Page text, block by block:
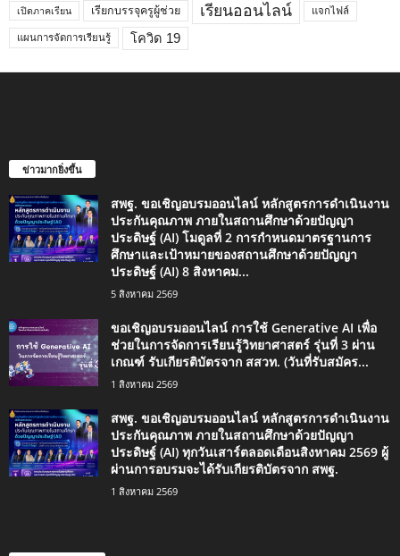
เปิดภาคเรียน เรียกบรรจุครูผู้ช่วย เรียนออนไลน์ แจกไฟล์
แผนการจัดการเรียนรู้ โควิด 19
ข่าวมากยิ่งขึ้น
สพฐ. ขอเชิญอบรมออนไลน์ หลักสูตรการดำเนินงาน
ประกันคุณภาพ ภายในสถานศึกษาด้วยปัญญา
ประดิษฐ์ (AI) โมดูลที่ 2 การกำหนดมาตรฐานการ
ศึกษาและเป้าหมายของสถานศึกษาด้วยปัญญา
ประดิษฐ์ (AI) 8 สิงหาคม...
5 สิงหาคม 2569
ขอเชิญอบรมออนไลน์ การใช้ Generative AI เพื่อ
ช่วยในการจัดการเรียนรู้วิทยาศาสตร์ รุ่นที่ 3 ผ่าน
เกณฑ์ รับเกียรติบัตรจาก สสวท. (วันที่รับสมัคร...
1 สิงหาคม 2569
สพฐ. ขอเชิญอบรมออนไลน์ หลักสูตรการดำเนินงาน
ประกันคุณภาพ ภายในสถานศึกษาด้วยปัญญา
ประดิษฐ์ (AI) ทุกวันเสาร์ตลอดเดือนสิงหาคม 2569 ผู้
ผ่านการอบรมจะได้รับเกียรติบัตรจาก สพฐ.
1 สิงหาคม 2569